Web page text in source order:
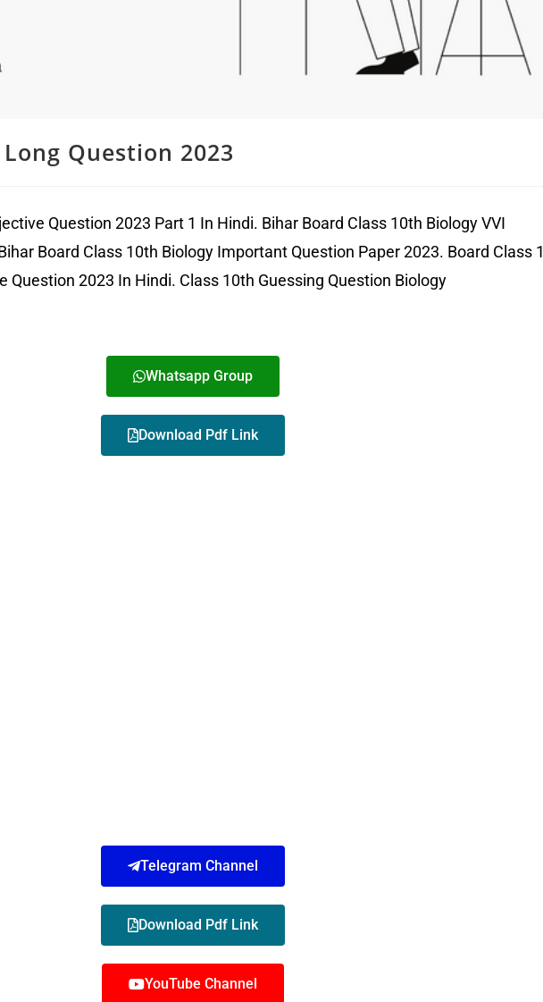
Question 2023
Question 2023 Part 1 In Hindi. Bihar Board Class 10th Biology VVI
Board Class 10th Biology Important Question Paper 2023. Board Class
Question 2023 In Hindi. Class 10th Guessing Question Biology
Whatsapp Group
Download Pdf Link
Telegram Channel
Download Pdf Link
YouTube Channel